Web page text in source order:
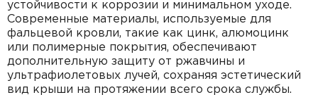
устойчивости к коррозии и минимальном уходе.
Современные материалы, используемые для
фальцевой кровли, такие как цинк, алюмоцинк
или полимерные покрытия, обеспечивают
дополнительную защиту от ржавчины и
ультрафиолетовых лучей, сохраняя эстетический
вид крыши на протяжении всего срока службы.